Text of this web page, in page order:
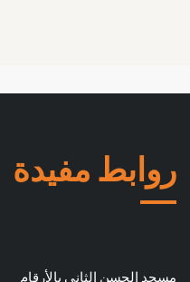
روابط مفيدة
مسجد الحسن الثاني بالأرقام